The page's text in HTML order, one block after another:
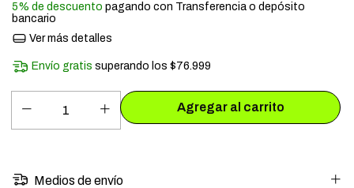
5% de descuento pagando con Transferencia o depósito
bancario
Ver más detalles
Envío gratis superando los$76.999
Medios de envío